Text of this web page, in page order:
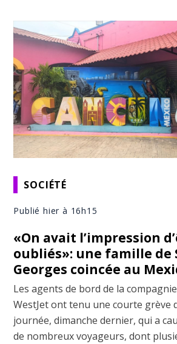
SOCIÉTÉ
Publié hier à 16h15
«On avait l’impression
oubliés»: une famille de
Georges coincée au
Les agents de bord de la
WestJet ont tenu une courte grève
journée, dimanche dernier, qui a
de nombreux voyageurs, dont